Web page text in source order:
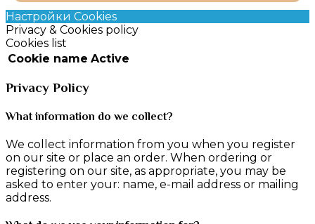
Настройки Cookies
Privacy & Cookies policy
Cookies list
Cookie name Active
Privacy Policy
What information do we collect?
We collect information from you when you register
on our site or place an order. When ordering or
registering on our site, as appropriate, you may be
asked to enter your: name, e-mail address or mailing
address.